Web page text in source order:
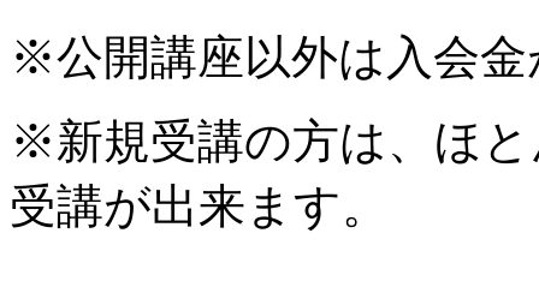
※公開講座以外は入会
※新規受講の方は、ほ
受講が出来ます。